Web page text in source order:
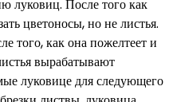
луковиц. После того как
цветоносы, но не листья.
того, как она пожелтеет и
вырабатывают
луковице для следующего